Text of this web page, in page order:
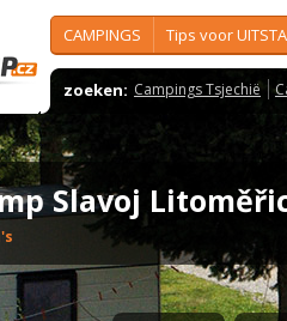
CAMPINGS Tips voor
zoeken: Campings Tsjechië
Slavoj